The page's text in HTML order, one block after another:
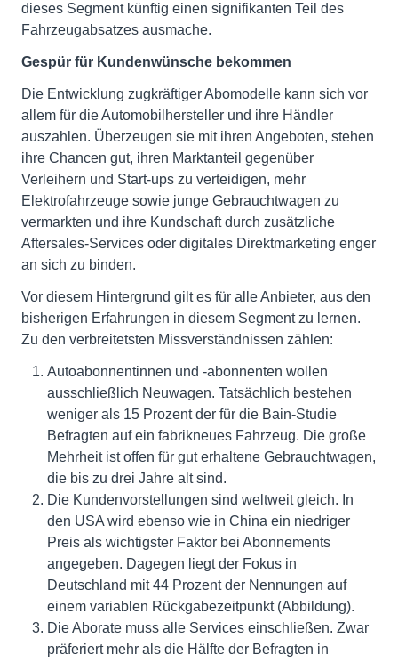
dieses Segment künftig einen signifikanten Teil des
Fahrzeugabsatzes ausmache.
Gespür für Kundenwünsche bekommen
Die Entwicklung zugkräftiger Abomodelle kann sich vor
allem für die Automobilhersteller und ihre Händler
auszahlen. Überzeugen sie mit ihren Angeboten, stehen
ihre Chancen gut, ihren Marktanteil gegenüber
Verleihern und Start-ups zu verteidigen, mehr
Elektrofahrzeuge sowie junge Gebrauchtwagen zu
vermarkten und ihre Kundschaft durch zusätzliche
Aftersales-Services oder digitales Direktmarketing enger
an sich zu binden.
Vor diesem Hintergrund gilt es für alle Anbieter, aus den
bisherigen Erfahrungen in diesem Segment zu lernen.
Zu den verbreitetsten Missverständnissen zählen:
Autoabonnentinnen und -abonnenten wollen
ausschließlich Neuwagen. Tatsächlich bestehen
weniger als 15 Prozent der für die Bain-Studie
Befragten auf ein fabrikneues Fahrzeug. Die große
Mehrheit ist offen für gut erhaltene Gebrauchtwagen,
die bis zu drei Jahre alt sind.
Die Kundenvorstellungen sind weltweit gleich. In
den USA wird ebenso wie in China ein niedriger
Preis als wichtigster Faktor bei Abonnements
angegeben. Dagegen liegt der Fokus in
Deutschland mit 44 Prozent der Nennungen auf
einem variablen Rückgabezeitpunkt (Abbildung).
Die Aborate muss alle Services einschließen. Zwar
präferiert mehr als die Hälfte der Befragten in